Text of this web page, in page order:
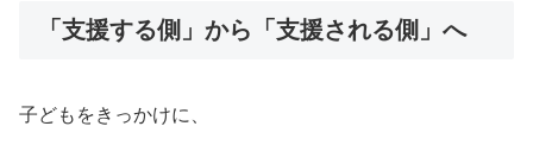
「支援する側」から「支援される側」へ
子どもをきっかけに、